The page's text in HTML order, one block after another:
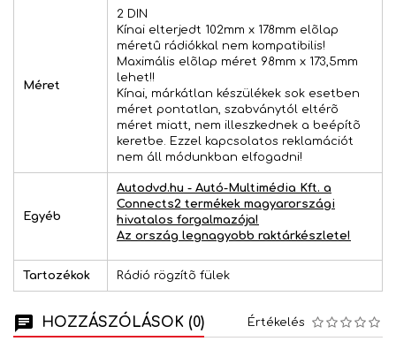
Méret
2 DIN
Kínai elterjedt 102mm x 178mm elõlap
méretû rádiókkal nem kompatibilis!
Maximális elõlap méret 98mm x 173,5mm
lehet!!
Kínai, márkátlan készülékek sok esetben
méret pontatlan, szabványtól eltérõ
méret miatt, nem illeszkednek a beépítõ
keretbe. Ezzel kapcsolatos reklamációt
nem áll módunkban elfogadni!
Egyéb
Autodvd.hu - Autó-Multimédia Kft. a
Connects2 termékek magyarországi
hivatalos forgalmazója!
Az ország legnagyobb raktárkészlete!
Tartozékok Rádió rögzítõ fülek
HOZZÁSZÓLÁSOK (0) Értékelés